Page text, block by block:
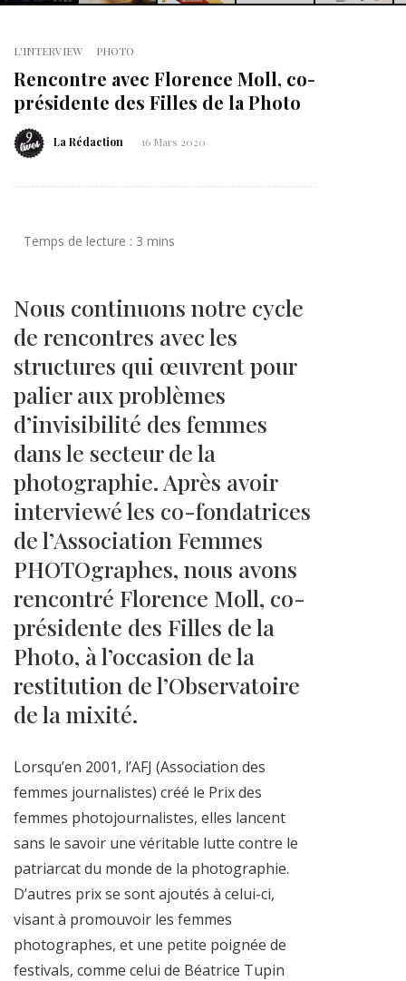
L'INTERVIEW PHOTO
Rencontre avec Florence Moll, co-
présidente des Filles de la Photo
La Rédaction 16 Mars 2020
Nous continuons notre cycle
de rencontres avec les
structures qui œuvrent pour
palier aux problèmes
d’invisibilité des femmes
dans le secteur de la
photographie. Après avoir
interviewé les co-fondatrices
de l’Association Femmes
PHOTOgraphes, nous avons
rencontré Florence Moll, co-
présidente des Filles de la
Photo, à l’occasion de la
restitution de l’Observatoire
de la mixité.
Lorsqu’en 2001, l’AFJ (Association des
femmes journalistes) créé le Prix des
femmes photojournalistes, elles lancent
sans le savoir une véritable lutte contre le
patriarcat du monde de la photographie.
D’autres prix se sont ajoutés à celui-ci,
visant à promouvoir les femmes
photographes, et une petite poignée de
festivals, comme celui de Béatrice Tupin